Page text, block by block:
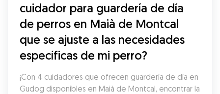
cuidador para guardería de día
de perros en Maià de Montcal
que se ajuste a las necesidades
específicas de mi perro?
¡Con 4 cuidadores que ofrecen guardería de día en
Gudog disponibles en Maià de Montcal, encontrar la